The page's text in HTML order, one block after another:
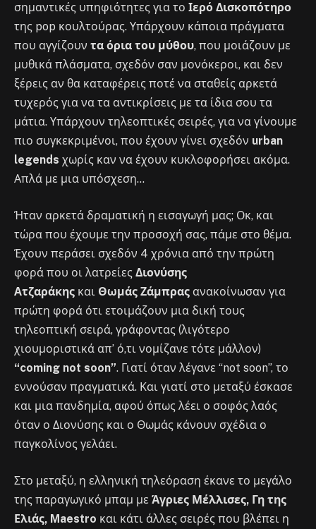
σημαντικές υπηφιότητες για το Ιερό Δισκοπότηρο
της pop κουλτούρας. Υπάρχουν κάποια πράγματα
που αγγίζουν τα όρια του μύθου, που μοιάζουν με
μυθικά πλάσματα, σχεδόν σαν μονόκεροι, και δεν
ξέρεις αν θα καταφέρεις ποτέ να σταθείς αρκετά
τυχερός για να τα αντικρίσεις με τα ίδια σου τα
μάτια. Υπάρχουν τηλεοπτικές σειρές, για να γίνουμε
πιο συγκεκριμένοι, που έχουν γίνει σχεδόν urban
legends χωρίς καν να έχουν κυκλοφορήσει ακόμα.
Απλά με μια υπόσχεση…
Ήταν αρκετά δραματική η εισαγωγή μας; Οκ, και
τώρα που έχουμε την προσοχή σας, πάμε στο θέμα.
Έχουν περάσει σχεδόν 4 χρόνια από την πρώτη
φορά που οι λατρείες Διονύσης
Ατζαράκης και Θωμάς Ζάμπρας ανακοίνωσαν για
πρώτη φορά ότι ετοιμάζουν μια δική τους
τηλεοπτική σειρά, γράφοντας (λιγότερο
χιουμοριστικά απ’ ό,τι νομίζανε τότε μάλλον)
“coming not soon”. Γιατί όταν λέγανε “not soon”, το
εννούσαν πραγματικά. Και γιατί στο μεταξύ έσκασε
και μια πανδημία, αφού όπως λέει ο σοφός λαός
όταν ο Διονύσης και ο Θωμάς κάνουν σχέδια ο
παγκολίνος γελάει.
Στο μεταξύ, η ελληνική τηλεόραση έκανε το μεγάλο
της παραγωγικό μπαμ με Άγριες Μέλλισες, Γη της
Ελιάς, Maestro και κάτι άλλες σειρές που βλέπει η